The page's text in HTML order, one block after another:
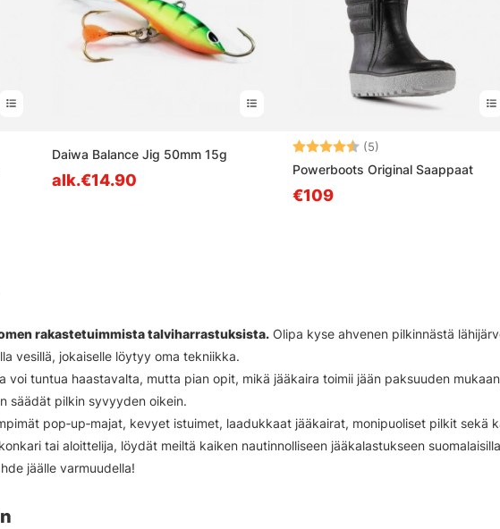
Daiwa Balance Jig 50mm 15g
alk.€14.90
Arvio: (5)
Powerboots Original Saappaat
€109
rakastetuimmista talviharrastuksista. Olipa kyse ahvenen pilkinnästä
vesillä, jokaiselle löytyy oma tekniikka.
voi tuntua haastavalta, mutta pian opit, mikä jääkaira toimii jään paksuuden
säädät pilkin syvyyden oikein.
pop‑up‑majat, kevyet istuimet, laadukkaat jääkairat, monipuoliset pilkit sekä
tai aloittelija, löydät meiltä kaiken nautinnolliseen jääkalastukseen
jäälle varmuudella!